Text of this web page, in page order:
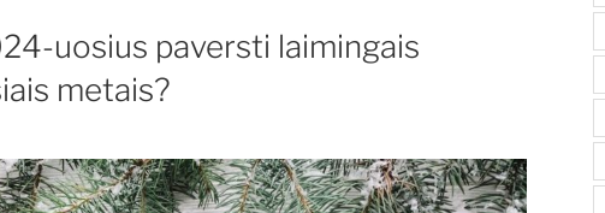
uosius paversti laimingais
metais?